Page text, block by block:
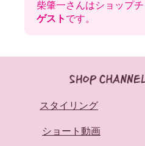
柴肇一さんはショップ
ゲスト です。
スタイリング
ショート動画